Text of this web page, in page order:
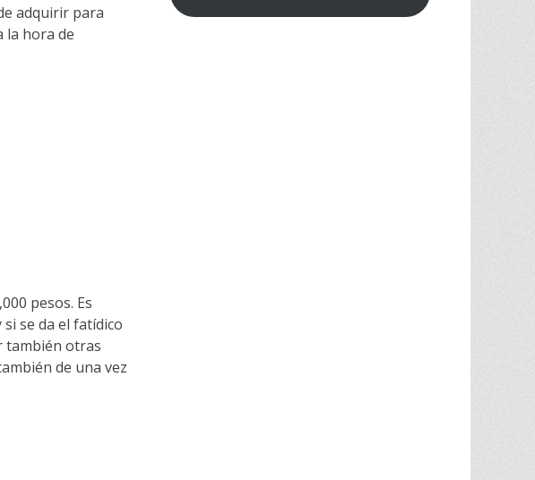
adquirir para
la hora de
pesos. Es
se da el fatídico
también otras
de una vez